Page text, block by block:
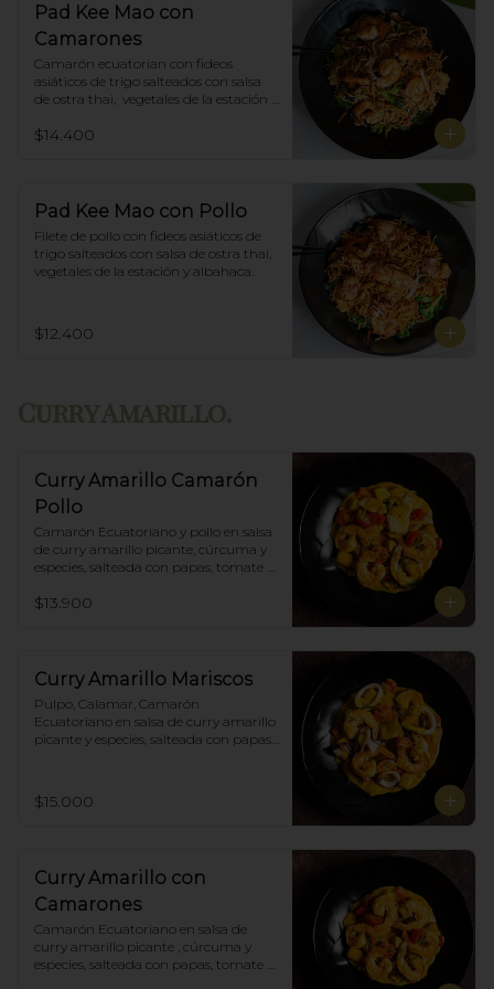
Pad Kee Mao con
Camarones
Camarón ecuatorian con fideos
asiáticos de trigo salteados con salsa
de ostra thai,  vegetales de la estación y
$14.400
Pad Kee Mao con Pollo
Filete de pollo con fideos asiáticos de
trigo salteados con salsa de ostra thai,
vegetales de la estación y albahaca.
$12.400
Curry Amarillo.
Curry Amarillo Camarón
Pollo
Camarón Ecuatoriano y pollo en salsa
de curry amarillo picante, cúrcuma y
especies, salteada con papas, tomate
arroz blanco.
$13.900
Curry Amarillo Mariscos
Pulpo, Calamar, Camarón
Ecuatoriano en salsa de curry amarillo
picante y especies, salteada con papas,
$15.000
Curry Amarillo con
Camarones
Camarón Ecuatoriano en salsa de
curry amarillo picante , cúrcuma y
especies, salteada con papas, tomate